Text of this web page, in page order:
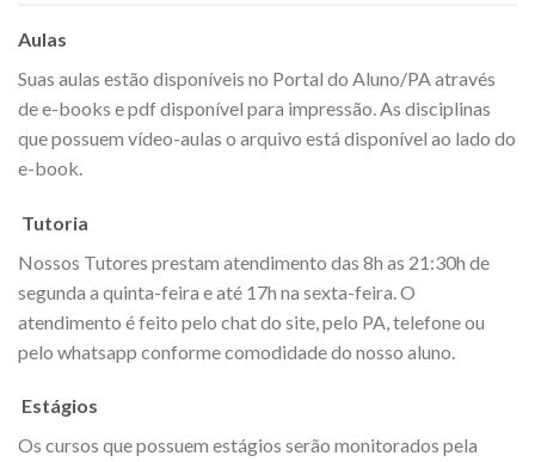
Aulas
Suas aulas estão disponíveis no Portal do Aluno/PA através
de e-books e pdf disponível para impressão. As disciplinas
que possuem vídeo-aulas o arquivo está disponível ao lado do
e-book.
Tutoria
Nossos Tutores prestam atendimento das 8h as 21:30h de
segunda a quinta-feira e até 17h na sexta-feira. O
atendimento é feito pelo chat do site, pelo PA, telefone ou
pelo whatsapp conforme comodidade do nosso aluno.
Estágios
Os cursos que possuem estágios serão monitorados pela